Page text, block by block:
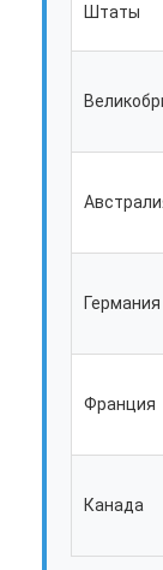
Штаты
Германия
Франция
Канада